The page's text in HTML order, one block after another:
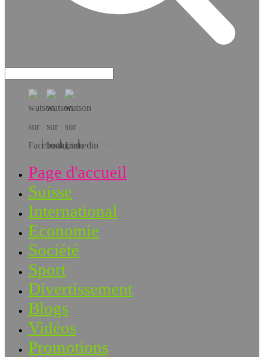
Téléchargez l’app!
Page d'accueil
Suisse
International
Economie
Société
Sport
Divertissement
Blogs
Vidéos
Promotions